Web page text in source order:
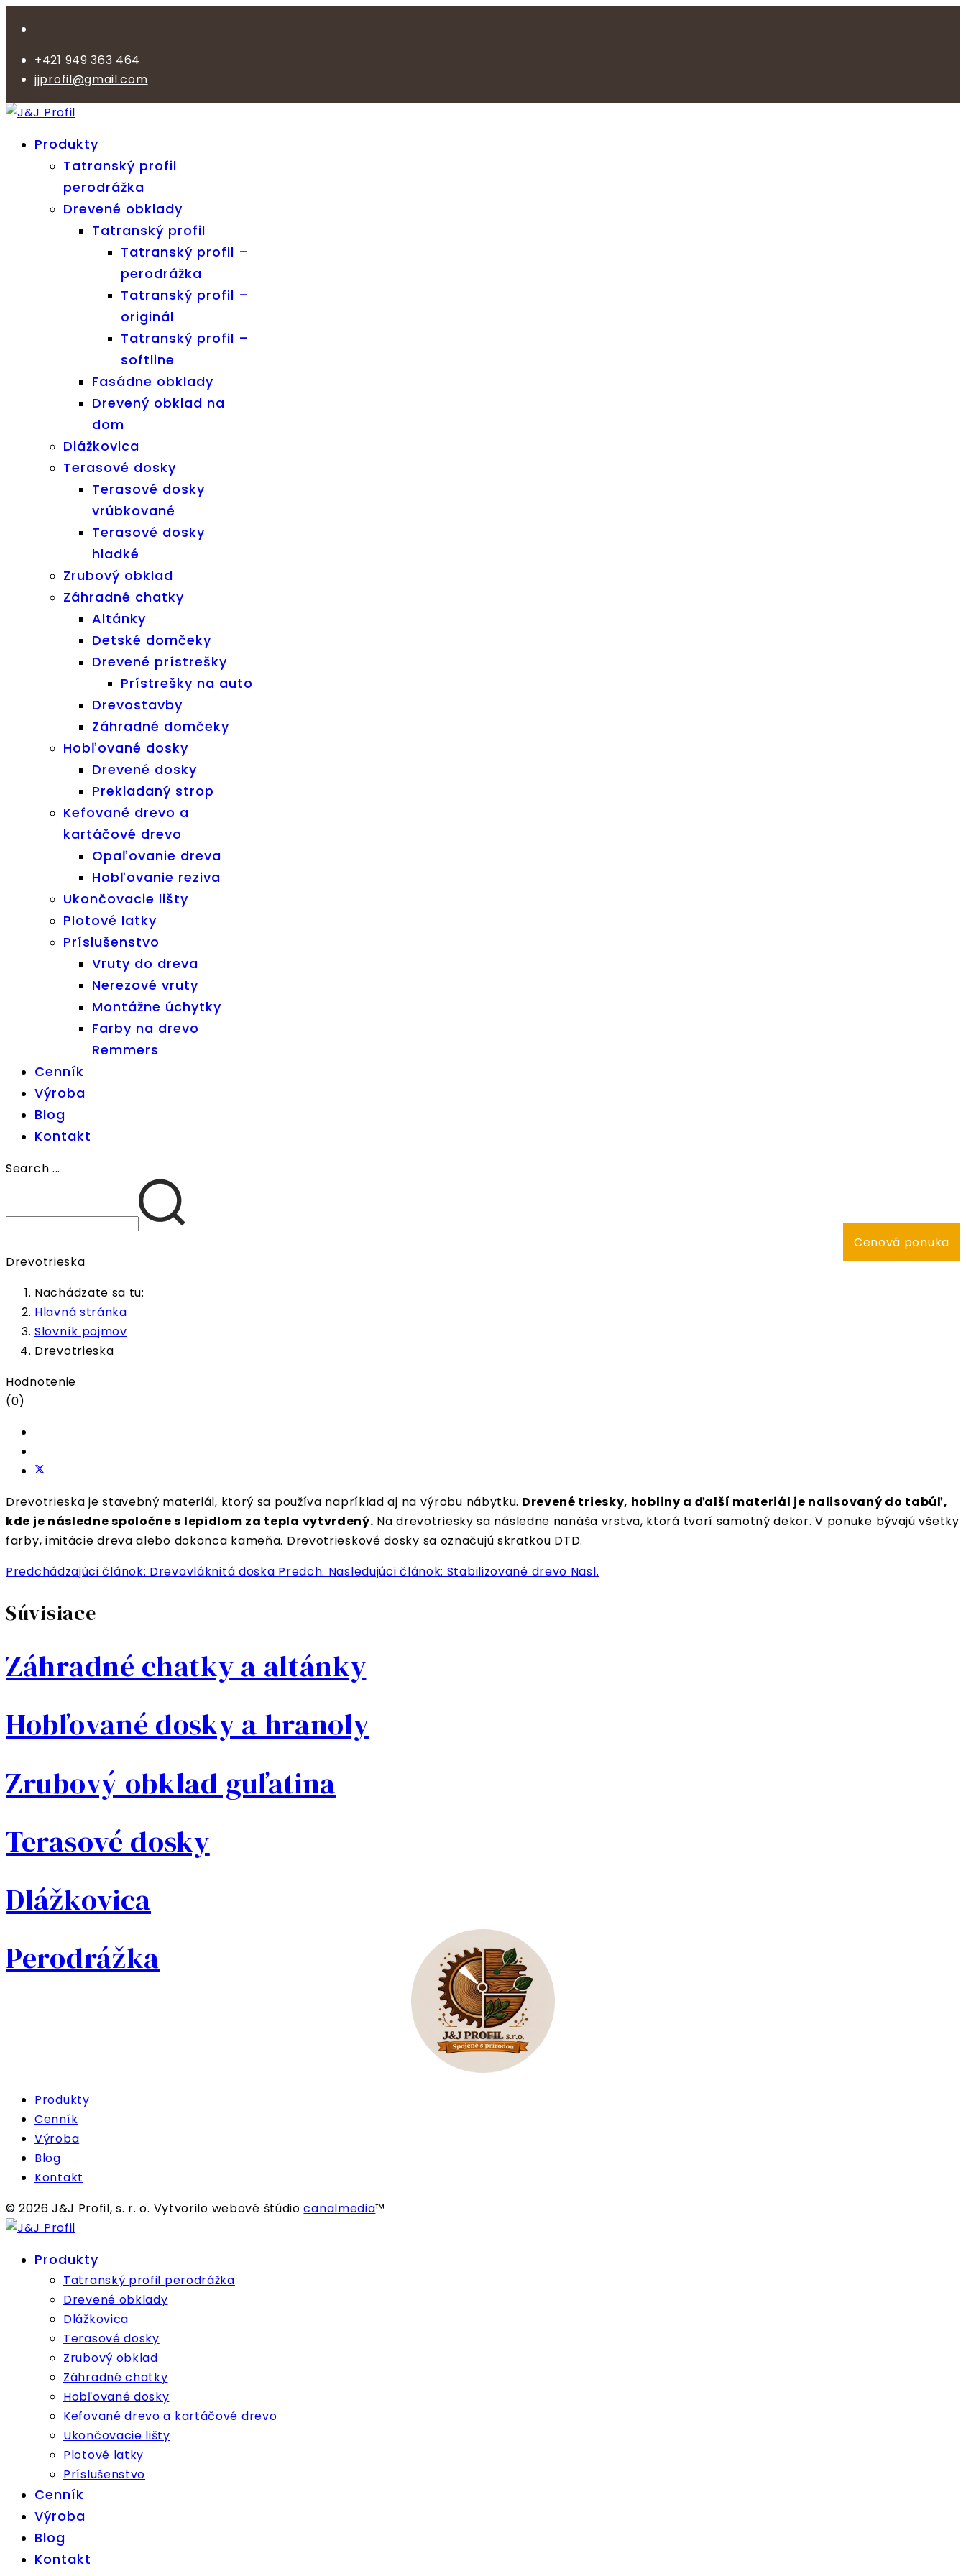
+421 949 363 464
jjprofil@gmail.com
Produkty
Tatranský profil
perodrážka
Drevené obklady
Tatranský profil
Tatranský profil –
perodrážka
Tatranský profil –
originál
Tatranský profil –
softline
Fasádne obklady
Drevený obklad na
dom
Dlážkovica
Terasové dosky
Terasové dosky
vrúbkované
Terasové dosky
hladké
Zrubový obklad
Záhradné chatky
Altánky
Detské domčeky
Drevené prístrešky
Prístrešky na auto
Drevostavby
Záhradné domčeky
Hobľované dosky
Drevené dosky
Prekladaný strop
Kefované drevo a
kartáčové drevo
Opaľovanie dreva
Hobľovanie reziva
Ukončovacie lišty
Plotové latky
Príslušenstvo
Vruty do dreva
Nerezové vruty
Montážne úchytky
Farby na drevo
Remmers
Cenník
Výroba
Blog
Kontakt
Search ...
Cenová ponuka
Drevotrieska
Nachádzate sa tu:
Hlavná stránka
Slovník pojmov
Drevotrieska
Hodnotenie
(0)
Drevotrieska je stavebný materiál, ktorý sa používa napríklad aj na výrobu nábytku. Drevené triesky, hobliny a ďalší materiál je nalisovaný do tabúľ,
kde je následne spoločne s lepidlom za tepla vytvrdený. Na drevotriesky sa následne nanáša vrstva, ktorá tvorí samotný dekor. V ponuke bývajú všetky
farby, imitácie dreva alebo dokonca kameňa. Drevotrieskové dosky sa označujú skratkou DTD.
Predchádzajúci článok: Drevovláknitá doska Predch. Nasledujúci článok: Stabilizované drevo Nasl.
Súvisiace
Záhradné chatky a altánky
Hobľované dosky a hranoly
Zrubový obklad guľatina
Terasové dosky
Dlážkovica
Perodrážka
Produkty
Cenník
Výroba
Blog
Kontakt
© 2026 J&J Profil, s. r. o. Vytvorilo webové štúdiocanalmedia™
Produkty
Tatranský profil perodrážka
Drevené obklady
Dlážkovica
Terasové dosky
Zrubový obklad
Záhradné chatky
Hobľované dosky
Kefované drevo a kartáčové drevo
Ukončovacie lišty
Plotové latky
Príslušenstvo
Cenník
Výroba
Blog
Kontakt